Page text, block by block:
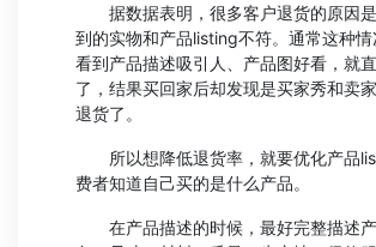
据数据表明，很多客户退货的原因是
到的实物和产品listing不符。通常这种情
看到产品描述吸引人、产品图好看，就
了，结果买回家后却发现是买家秀和卖
退货了。
所以想降低退货率，就要优化产品
费者知道自己买的是什么产品。
在产品描述的时候，最好完整描述